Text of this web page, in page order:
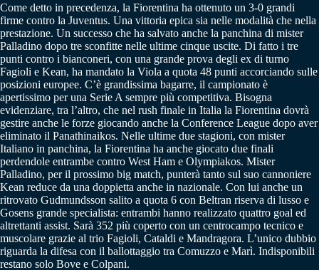
Come detto in precedenza, la Fiorentina ha ottenuto un 3-0 grandi
firme contro la Juventus. Una vittoria epica sia nelle modalità che nella
prestazione. Un successo che ha salvato anche la panchina di mister
Palladino dopo tre sconfitte nelle ultime cinque uscite. Di fatto i tre
punti contro i bianconeri, con una grande prova degli ex di turno
Fagioli e Kean, ha mandato la Viola a quota 48 punti accorciando sulle
posizioni europee. C’è grandissima bagarre, il campionato è
apertissimo per una Serie A sempre più competitiva. Bisogna
evidenziare, tra l’altro, che nel rush finale in Italia la Fiorentina dovrà
gestire anche le forze giocando anche la Conference League dopo aver
eliminato il Panathinaikos. Nelle ultime due stagioni, con mister
Italiano in panchina, la Fiorentina ha anche giocato due finali
perdendole entrambe contro West Ham e Olympiakos. Mister
Palladino, per il prossimo big match, punterà tanto sul suo cannoniere
Kean reduce da una doppietta anche in nazionale. Con lui anche un
ritrovato Gudmundsson salito a quota 6 con Beltran riserva di lusso e
Gosens grande specialista: entrambi hanno realizzato quattro goal ed
altrettanti assist. Sarà 352 più coperto con un centrocampo tecnico e
muscolare grazie al trio Fagioli, Cataldi e Mandragora. L’unico dubbio
riguarda la difesa con il ballottaggio tra Comuzzo e Marì. Indisponibili
restano solo Bove e Colpani.